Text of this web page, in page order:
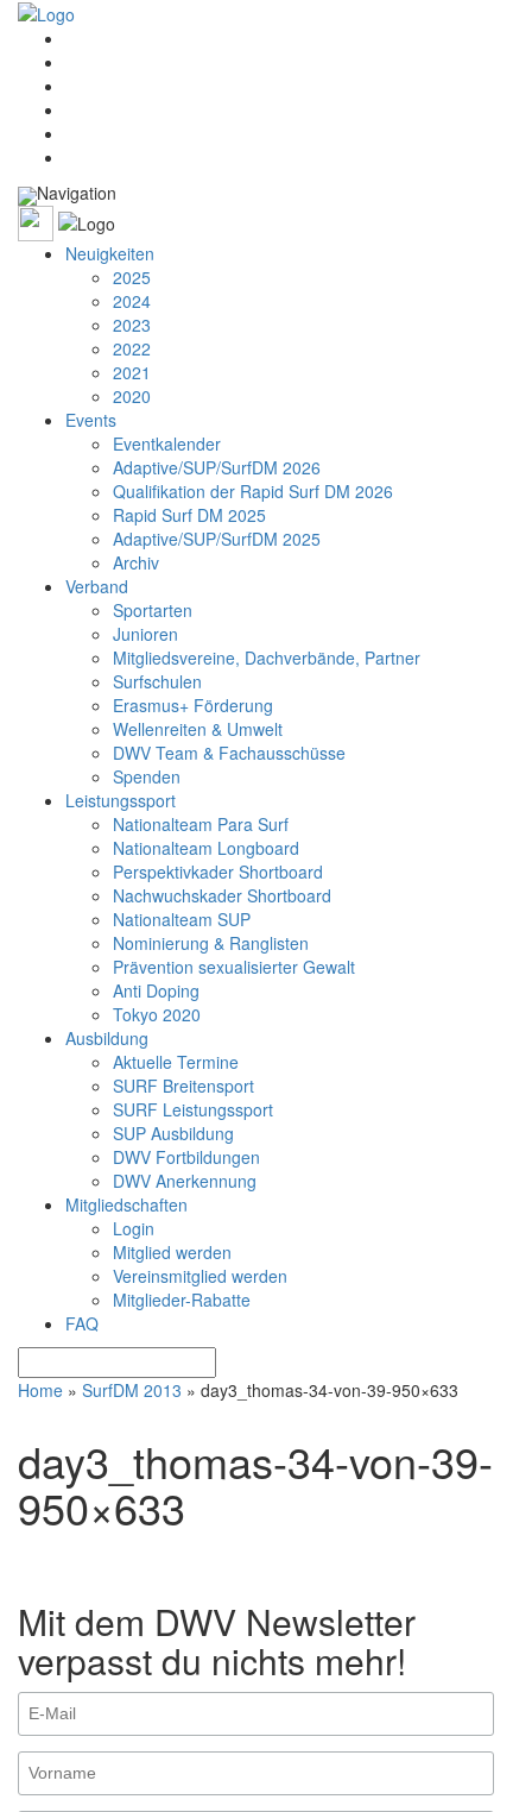
Navigation
Neuigkeiten
2025
2024
2023
2022
2021
2020
Events
Eventkalender
Adaptive/SUP/SurfDM 2026
Qualifikation der Rapid Surf DM 2026
Rapid Surf DM 2025
Adaptive/SUP/SurfDM 2025
Archiv
Verband
Sportarten
Junioren
Mitgliedsvereine, Dachverbände, Partner
Surfschulen
Erasmus+ Förderung
Wellenreiten & Umwelt
DWV Team & Fachausschüsse
Spenden
Leistungssport
Nationalteam Para Surf
Nationalteam Longboard
Perspektivkader Shortboard
Nachwuchskader Shortboard
Nationalteam SUP
Nominierung & Ranglisten
Prävention sexualisierter Gewalt
Anti Doping
Tokyo 2020
Ausbildung
Aktuelle Termine
SURF Breitensport
SURF Leistungssport
SUP Ausbildung
DWV Fortbildungen
DWV Anerkennung
Mitgliedschaften
Login
Mitglied werden
Vereinsmitglied werden
Mitglieder-Rabatte
FAQ
Home » SurfDM 2013 » day3_thomas-34-von-39-950×633
day3_thomas-34-von-39-
950×633
Mit dem DWV Newsletter
verpasst du nichts mehr!